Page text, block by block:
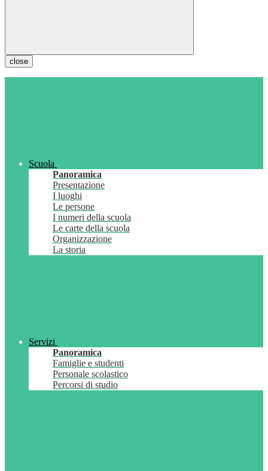
close
Scuola
Panoramica
Presentazione
I luoghi
Le persone
I numeri della scuola
Le carte della scuola
Organizzazione
La storia
Servizi
Panoramica
Famiglie e studenti
Personale scolastico
Percorsi di studio